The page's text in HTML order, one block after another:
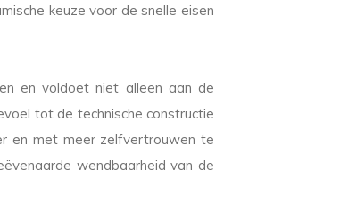
keuze voor de snelle eisen
en voldoet niet alleen aan de
tot de technische constructie
en met meer zelfvertrouwen te
wendbaarheid van de